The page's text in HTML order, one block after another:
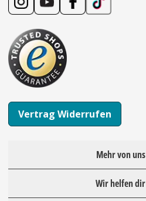
Vertrag Widerrufen
Mehr von uns
Wir helfen dir